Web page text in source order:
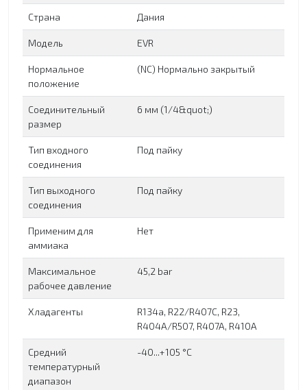
Страна Дания
Модель EVR
Нормальное
положение
(NC) Нормально закрытый
Соединительный
размер
6 мм (1/4&quot;)
Тип входного
соединения
Под пайку
Тип выходного
соединения
Под пайку
Применим для
аммиака
Нет
Максимальное
рабочее давление
45,2 bar
Хладагенты
R134a, R22/R407C, R23,
R404A/R507, R407A, R410A
Средний
температурный
диапазон
-40...+105 °C